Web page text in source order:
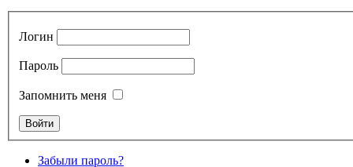
Логин
Пароль
Запомнить меня
Забыли пароль?